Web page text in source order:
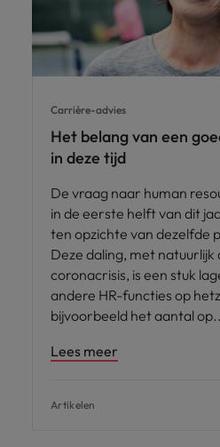
Carrière-advies
Het belang van een
in deze tijd
De vraag naar human
in de eerste helft van dit
ten opzichte van dezelfde
Deze daling, met natuurlijk
coronacrisis, is een stuk
andere HR-functies op
bijvoorbeeld het aantal op
Lees meer
Artikelen